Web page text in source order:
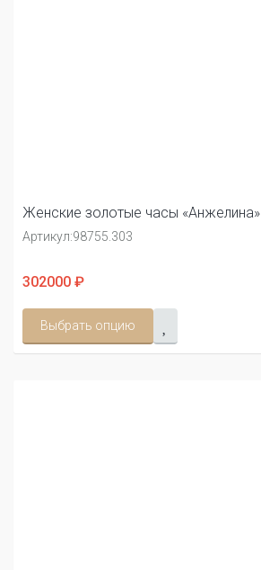
Женские золотые часы «Анжелина»
Артикул:98755.303
302000 ₽
Выбрать опцию